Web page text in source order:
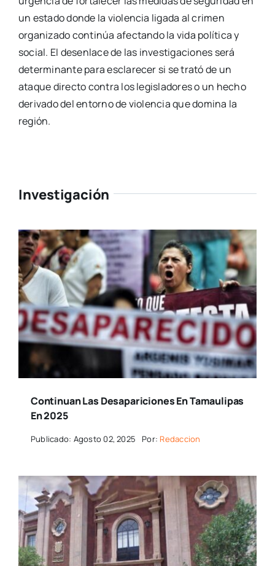
un estado donde la violencia ligada al crimen
organizado continúa afectando la vida política y
social. El desenlace de las investigaciones será
determinante para esclarecer si se trató de un
ataque directo contra los legisladores o un hecho
derivado del entorno de violencia que domina la
región.
Investigación
Continuan Las Desapariciones En Tamaulipas
En 2025
Publicado: Agosto 02, 2025 Por: Redaccion